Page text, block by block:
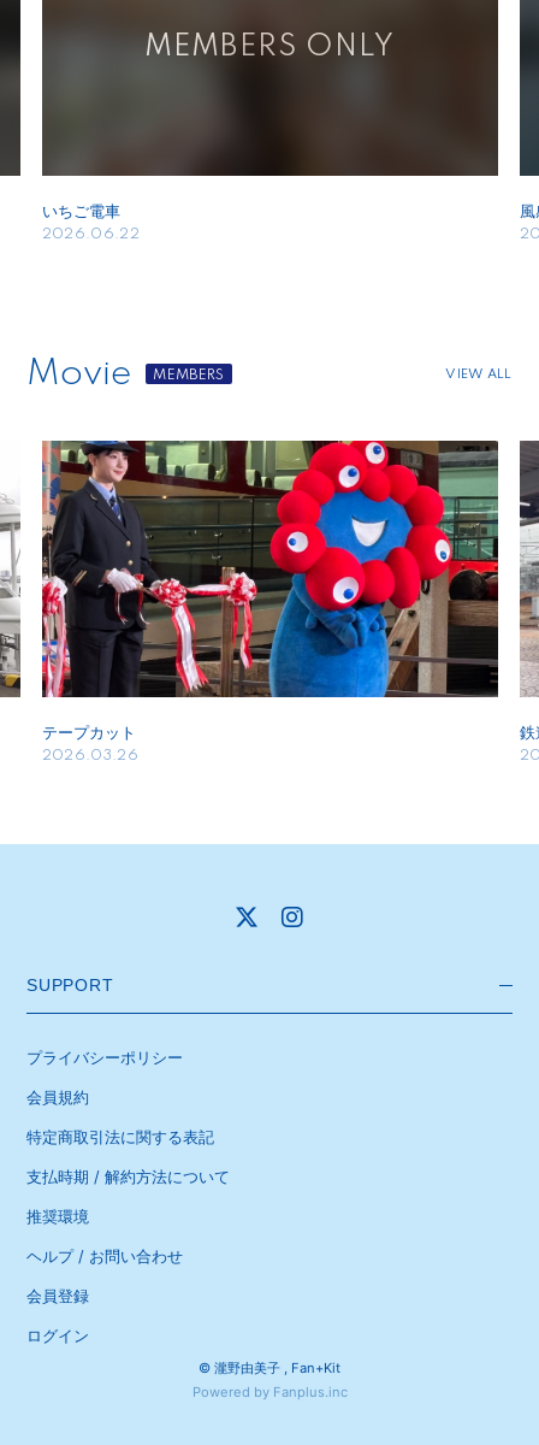
いちご電車
2026.06.22
Movie VIEW ALL
テープカット
2026.03.26
鉄
SUPPORT
プライバシーポリシー
会員規約
特定商取引法に関する表記
支払時期 / 解約方法について
推奨環境
ヘルプ / お問い合わせ
会員登録
ログイン
© 瀧野由美子 , Fan+Kit
Powered by Fanplus.inc